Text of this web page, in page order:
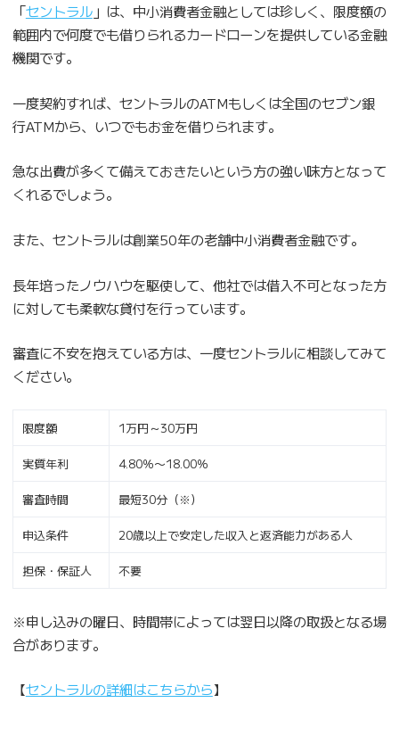
「セントラル」は、中小消費者金融としては珍しく、限度額の
範囲内で何度でも借りられるカードローンを提供している金融
機関です。
一度契約すれば、セントラルのATMもしくは全国のセブン銀
行ATMから、いつでもお金を借りられます。
急な出費が多くて備えておきたいという方の強い味方となって
くれるでしょう。
また、セントラルは創業50年の老舗中小消費者金融です。
長年培ったノウハウを駆使して、他社では借入不可となった方
に対しても柔軟な貸付を行っています。
審査に不安を抱えている方は、一度セントラルに相談してみて
ください。
限度額 1万円～30万円
実質年利 4.80％〜18.00％
審査時間 最短30分（※）
申込条件 20歳以上で安定した収入と返済能力がある人
担保・保証人 不要
※申し込みの曜日、時間帯によっては翌日以降の取扱となる場
合があります。
【セントラルの詳細はこちらから】